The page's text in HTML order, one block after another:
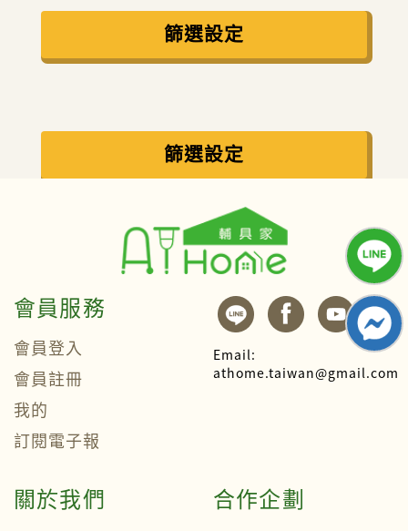
篩選設定
篩選設定
會員服務
會員登入
會員註冊
我的
訂閱電子報
Email:
athome.taiwan@gmail.com
關於我們 合作企劃